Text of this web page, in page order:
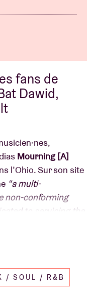
fans de
Dawid,
Mourning [A]
l’Ohio. Sur son site
“a multi-
non-conforming
to servicing the
diaspora”
funk, lo-fi et hip-
salué par la
/ SOUL / R&B